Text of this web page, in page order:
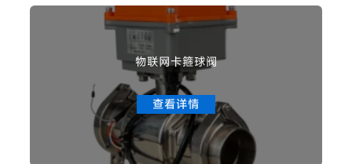
物联网卡箍球阀
查看详情